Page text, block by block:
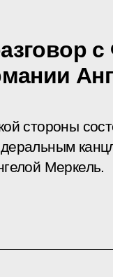
стороны
Меркель.